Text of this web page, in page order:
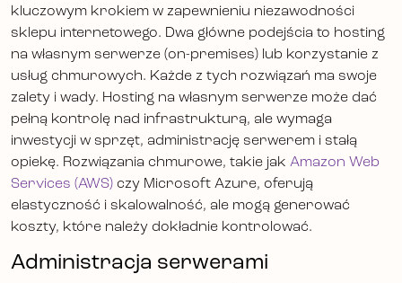
kluczowym krokiem w zapewnieniu niezawodności
sklepu internetowego. Dwa główne podejścia to hosting
na własnym serwerze (on-premises) lub korzystanie z
usług chmurowych. Każde z tych rozwiązań ma swoje
zalety i wady. Hosting na własnym serwerze może dać
pełną kontrolę nad infrastrukturą, ale wymaga
inwestycji w sprzęt, administrację serwerem i stałą
opiekę. Rozwiązania chmurowe, takie jak Amazon Web
Services (AWS) czy Microsoft Azure, oferują
elastyczność i skalowalność, ale mogą generować
koszty, które należy dokładnie kontrolować.
Administracja serwerami